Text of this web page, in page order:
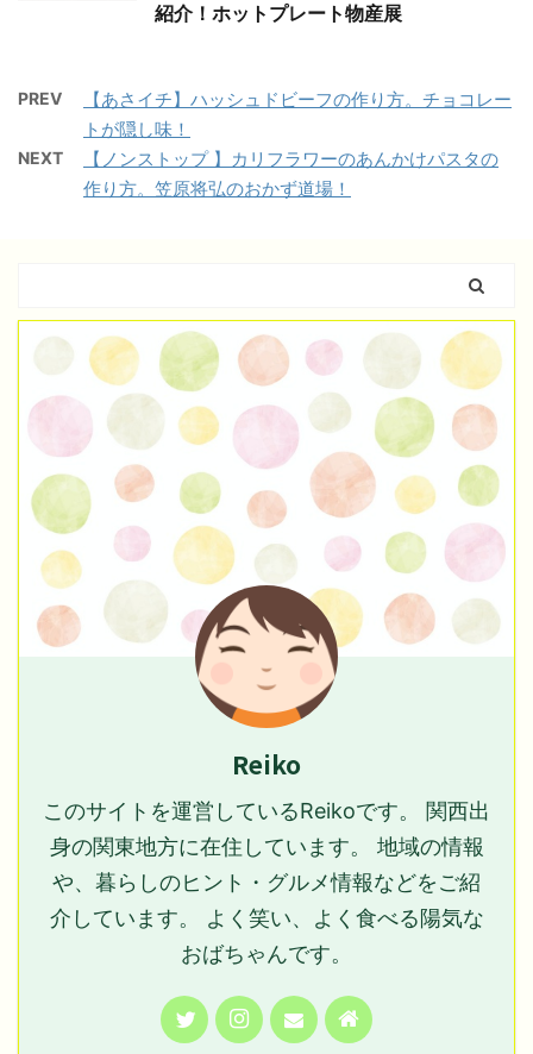
紹介！ホットプレート物産展
PREV
【あさイチ】ハッシュドビーフの作り方。チョコレー
トが隠し味！
NEXT
【ノンストップ 】カリフラワーのあんかけパスタの
作り方。笠原将弘のおかず道場！
Reiko
このサイトを運営しているReikoです。 関西出
身の関東地方に在住しています。 地域の情報
や、暮らしのヒント・グルメ情報などをご紹
介しています。 よく笑い、よく食べる陽気な
おばちゃんです。